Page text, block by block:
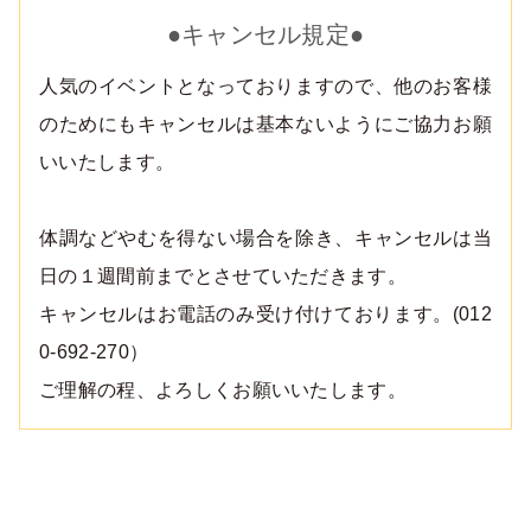
●キャンセル規定●
人気のイベントとなっておりますので、他のお客様
のためにもキャンセルは基本ないようにご協力お願
いいたします。
体調などやむを得ない場合を除き、キャンセルは当
日の１週間前までとさせていただきます。
キャンセルはお電話のみ受け付けております。(012
0-692-270）
ご理解の程、よろしくお願いいたします。